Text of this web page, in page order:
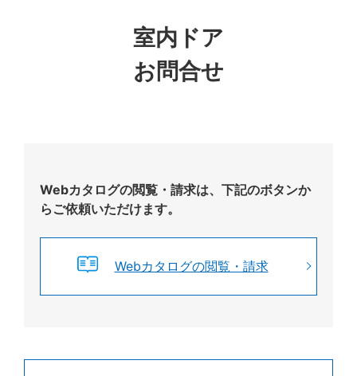
室内ドア
お問合せ
Webカタログの閲覧・請求は、下記のボタンか
らご依頼いただけます。
Webカタログの閲覧・請求